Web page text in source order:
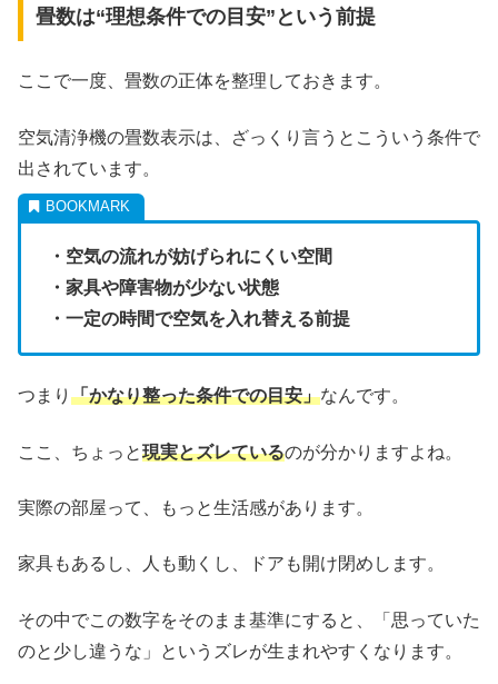
畳数は“理想条件での目安”という前提
ここで一度、畳数の正体を整理しておきます。
空気清浄機の畳数表示は、ざっくり言うとこういう条件で
出されています。
・空気の流れが妨げられにくい空間
・家具や障害物が少ない状態
・一定の時間で空気を入れ替える前提
つまり 「かなり整った条件での目安」なんです。
ここ、ちょっと現実とズレているのが分かりますよね。
実際の部屋って、もっと生活感があります。
家具もあるし、人も動くし、ドアも開け閉めします。
その中でこの数字をそのまま基準にすると、「思っていた
のと少し違うな」というズレが生まれやすくなります。